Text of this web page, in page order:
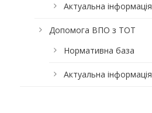
Актуальна інформація
Допомога ВПО з ТОТ
Нормативна база
Актуальна інформація